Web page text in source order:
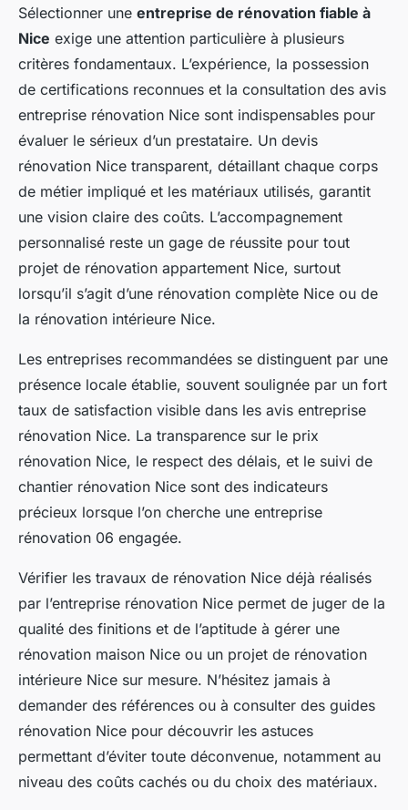
Sélectionner une entreprise de rénovation fiable à
Nice exige une attention particulière à plusieurs
critères fondamentaux. L’expérience, la possession
de certifications reconnues et la consultation des avis
entreprise rénovation Nice sont indispensables pour
évaluer le sérieux d’un prestataire. Un devis
rénovation Nice transparent, détaillant chaque corps
de métier impliqué et les matériaux utilisés, garantit
une vision claire des coûts. L’accompagnement
personnalisé reste un gage de réussite pour tout
projet de rénovation appartement Nice, surtout
lorsqu’il s’agit d’une rénovation complète Nice ou de
la rénovation intérieure Nice.
Les entreprises recommandées se distinguent par une
présence locale établie, souvent soulignée par un fort
taux de satisfaction visible dans les avis entreprise
rénovation Nice. La transparence sur le prix
rénovation Nice, le respect des délais, et le suivi de
chantier rénovation Nice sont des indicateurs
précieux lorsque l’on cherche une entreprise
rénovation 06 engagée.
Vérifier les travaux de rénovation Nice déjà réalisés
par l’entreprise rénovation Nice permet de juger de la
qualité des finitions et de l’aptitude à gérer une
rénovation maison Nice ou un projet de rénovation
intérieure Nice sur mesure. N’hésitez jamais à
demander des références ou à consulter des guides
rénovation Nice pour découvrir les astuces
permettant d’éviter toute déconvenue, notamment au
niveau des coûts cachés ou du choix des matériaux.